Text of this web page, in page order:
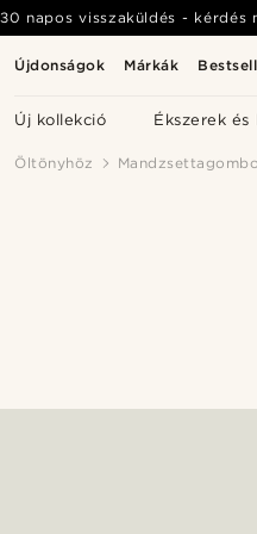
Újdonságok Márkák
Új kollekció Ékszerek és
30 napos visszaküldés - kérdés
Öltönyhöz